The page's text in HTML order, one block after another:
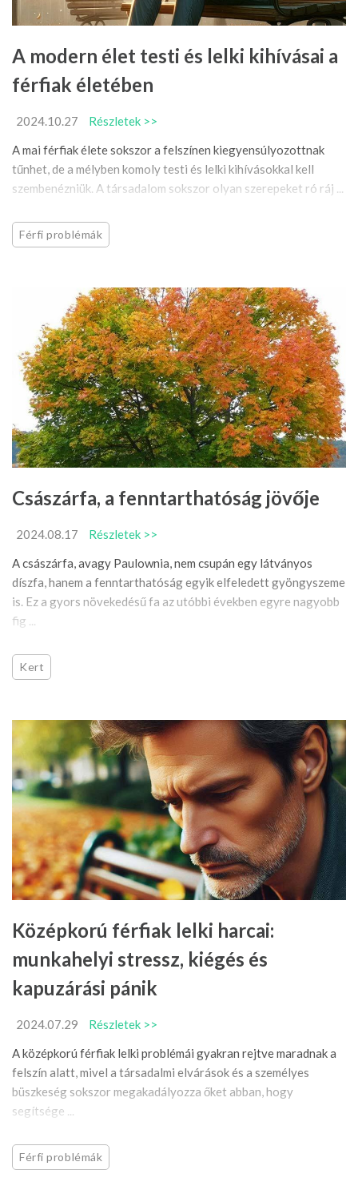
A modern élet testi és lelki kihívásai a
férfiak életében
2024.10.27
Részletek >>
A mai férfiak élete sokszor a felszínen kiegyensúlyozottnak
tűnhet, de a mélyben komoly testi és lelki kihívásokkal kell
szembenézniük. A társadalom sokszor olyan szerepeket ró ráj ...
Férfi problémák
Császárfa, a fenntarthatóság jövője
2024.08.17
Részletek >>
A császárfa, avagy Paulownia, nem csupán egy látványos
díszfa, hanem a fenntarthatóság egyik elfeledett gyöngyszeme
is. Ez a gyors növekedésű fa az utóbbi években egyre nagyobb
fig ...
Kert
Középkorú férfiak lelki harcai:
munkahelyi stressz, kiégés és
kapuzárási pánik
2024.07.29
Részletek >>
A középkorú férfiak lelki problémái gyakran rejtve maradnak a
felszín alatt, mivel a társadalmi elvárások és a személyes
büszkeség sokszor megakadályozza őket abban, hogy
segítsége ...
Férfi problémák